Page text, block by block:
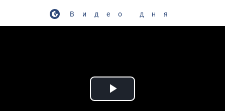
Видео дня
Play Video